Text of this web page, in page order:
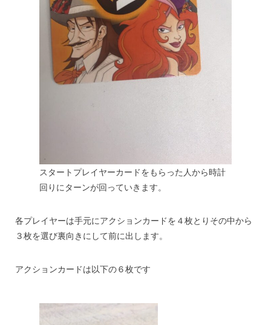
スタートプレイヤーカードをもらった人から時計
回りにターンが回っていきます。
各プレイヤーは手元にアクションカードを４枚とりその中から
３枚を選び裏向きにして前に出します。
アクションカードは以下の６枚です